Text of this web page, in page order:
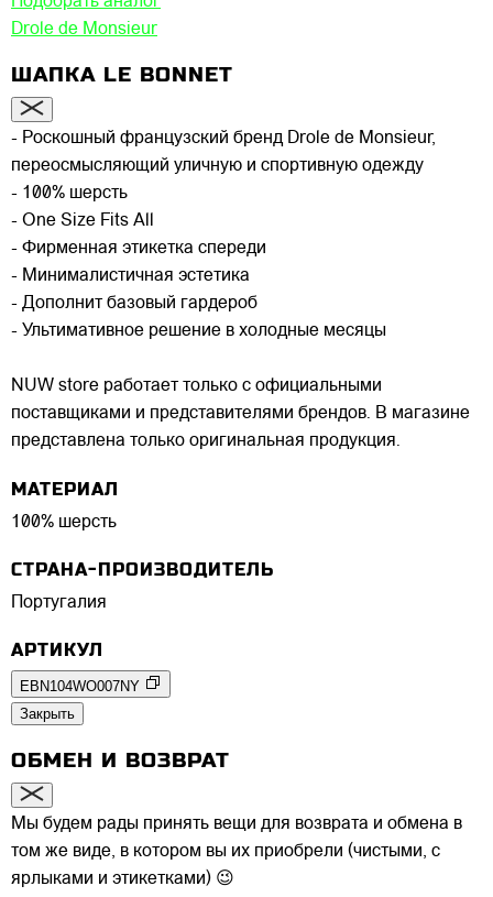
Drole de Monsieur
ШАПКА LE BONNET
- Роскошный французский бренд Drole de Monsieur,
переосмысляющий уличную и спортивную одежду
- 100% шерсть
- One Size Fits All
- Фирменная этикетка спереди
- Минималистичная эстетика
- Дополнит базовый гардероб
- Ультимативное решение в холодные месяцы
NUW store работает только с официальными
поставщиками и представителями брендов. В магазине
представлена только оригинальная продукция.
МАТЕРИАЛ
100% шерсть
СТРАНА-ПРОИЗВОДИТЕЛЬ
Португалия
АРТИКУЛ
EBN104WO007NY
Закрыть
ОБМЕН И ВОЗВРАТ
Мы будем рады принять вещи для возврата и обмена в
том же виде, в котором вы их приобрели (чистыми, с
ярлыками и этикетками) 😉